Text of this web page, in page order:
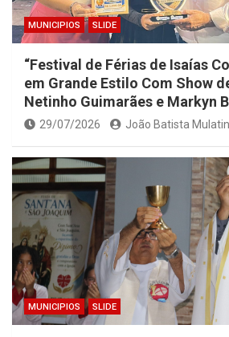
MUNICIPIOS SLIDE
“Festival de Férias de Isaías
em Grande Estilo Com Show
Netinho Guimarães e Markyn
29/07/2026 João Batista
MUNICIPIOS SLIDE